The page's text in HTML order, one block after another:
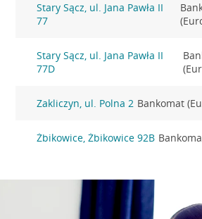
Stary Sącz, ul. Jana Pawła II
77
Stary Sącz, ul. Jana Pawła II
77D
Zakliczyn, ul. Polna 2 Bankomat
Żbikowice, Żbikowice 92B